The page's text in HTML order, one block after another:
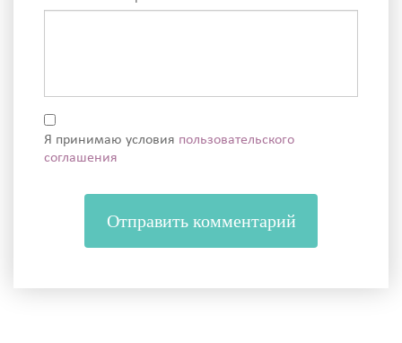
Я принимаю условия пользовательского
соглашения